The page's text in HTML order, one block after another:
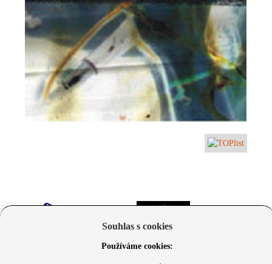
Souhlas s cookies
Používáme cookies: